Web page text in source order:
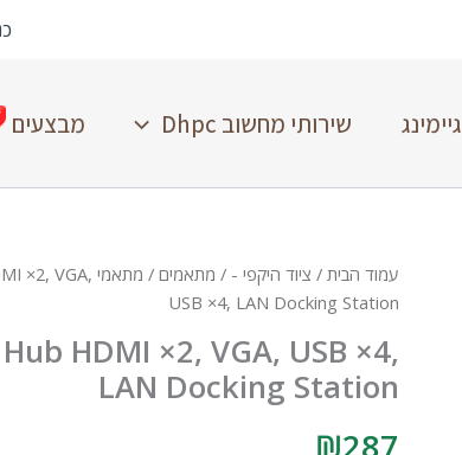
גיימינג שירותי מחשוב Dhpc מבצעים
עמוד הבית / ציוד היקפי - / מתאמים / מתאמי USB ×2, VGA,
USB ×4, LAN Docking Station
HDMI ×2, VGA, USB ×4,
LAN Docking Station
₪287